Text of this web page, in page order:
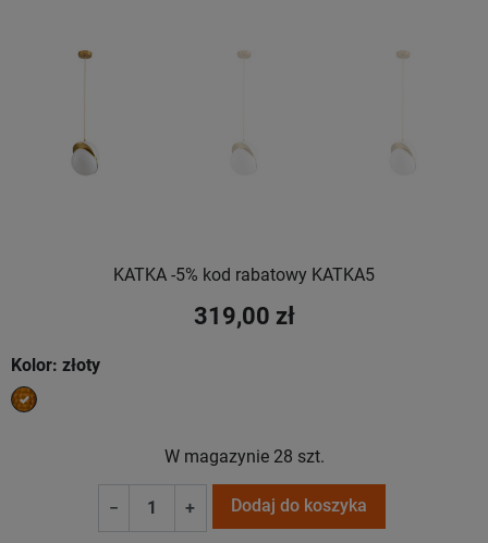
KATKA -5% kod rabatowy KATKA5
319,00 zł
Kolor: złoty
złoty
W magazynie 28 szt.
− + Dodaj do koszyka